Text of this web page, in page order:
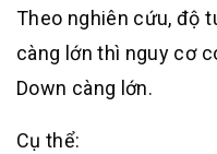
Theo nghiên cứu, độ
càng lớn thì nguy cơ
Down càng lớn.
Cụ thể: